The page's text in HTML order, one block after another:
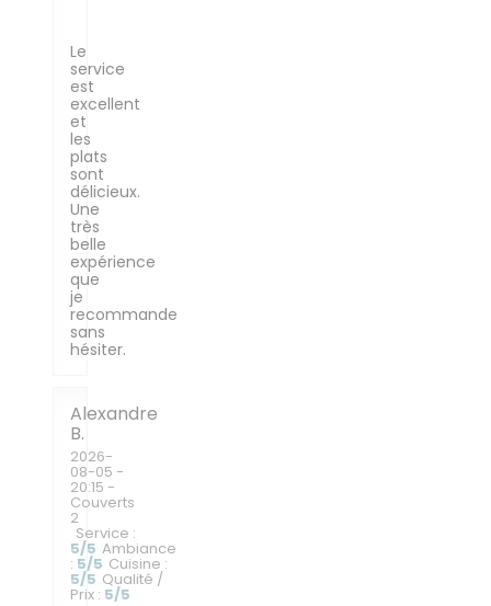
Le
service
est
excellent
et
les
plats
sont
délicieux.
Une
très
belle
expérience
que
je
recommande
sans
hésiter.
Alexandre
B
2026-
08-05 -
20:15 -
Couverts
2
Service :
5/5 Ambiance
: 5/5 Cuisine :
5/5 Qualité /
Prix : 5/5